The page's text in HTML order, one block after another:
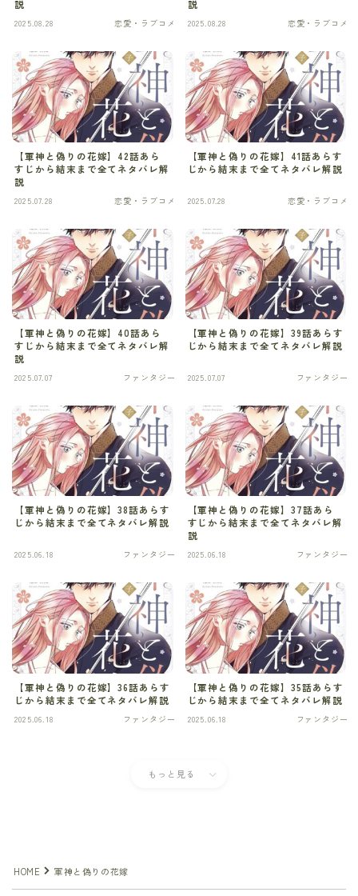
サスペンス
サスペンス・ミステリ
サスペンス・ミステリー
サバイバル
スポーツ
スローライフ
タイムリープ
タイムリープ
タイムリープ
ディストピア
デスゲーム
デスゲーム
バトル・アクション
パニックモノ
パーティー追放モノ
ヒューマンドラマ
説
2025.08.28 恋愛・ラブコメ
説
2025.08.28 恋愛・ラブコメ
【軍神と偽りの花嫁】42話あら
すじから結末まで全てネタバレ解
説
2025.07.28 恋愛・ラブコメ
【軍神と偽りの花嫁】41話あらす
じから結末まで全てネタバレ解説
2025.07.28 恋愛・ラブコメ
【軍神と偽りの花嫁】40話あら
すじから結末まで全てネタバレ解
説
2025.07.07 ファンタジー
【軍神と偽りの花嫁】39話あらす
じから結末まで全てネタバレ解説
2025.07.07 ファンタジー
【軍神と偽りの花嫁】38話あらす
じから結末まで全てネタバレ解説
2025.06.18 ファンタジー
【軍神と偽りの花嫁】37話あら
すじから結末まで全てネタバレ解
説
2025.06.18 ファンタジー
【軍神と偽りの花嫁】36話あらす
じから結末まで全てネタバレ解説
2025.06.18 ファンタジー
【軍神と偽りの花嫁】35話あらす
じから結末まで全てネタバレ解説
2025.06.18 ファンタジー
もっと見る
HOME 軍神と偽りの花嫁